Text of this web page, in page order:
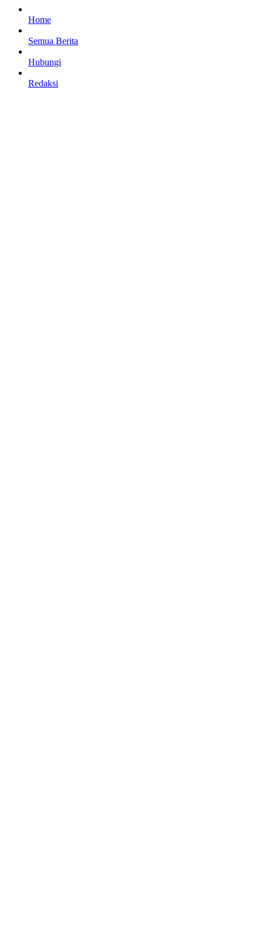
Home
Semua Berita
Hubungi
Redaksi